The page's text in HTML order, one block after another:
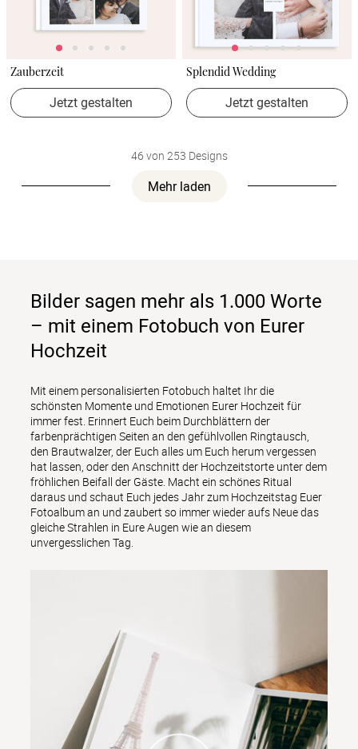
Zauberzeit
Jetzt gestalten
Splendid Wedding
Jetzt gestalten
46 von 253 Designs
Mehr laden
Bilder sagen mehr als 1.000 Worte
– mit einem Fotobuch von Eurer
Hochzeit
Mit einem personalisierten Fotobuch haltet Ihr die
schönsten Momente und Emotionen Eurer Hochzeit für
immer fest. Erinnert Euch beim Durchblättern der
farbenprächtigen Seiten an den gefühlvollen Ringtausch,
den Brautwalzer, der Euch alles um Euch herum vergessen
hat lassen, oder den Anschnitt der Hochzeitstorte unter dem
fröhlichen Beifall der Gäste. Macht ein schönes Ritual
daraus und schaut Euch jedes Jahr zum Hochzeitstag Euer
Fotoalbum an und zaubert so immer wieder aufs Neue das
gleiche Strahlen in Eure Augen wie an diesem
unvergesslichen Tag.